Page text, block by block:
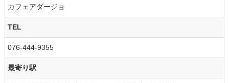
カフェアダージョ
TEL
076-444-9355
最寄り駅